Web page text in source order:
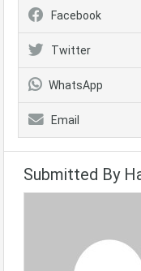
Facebook
Twitter
WhatsApp
Email
Submitted By